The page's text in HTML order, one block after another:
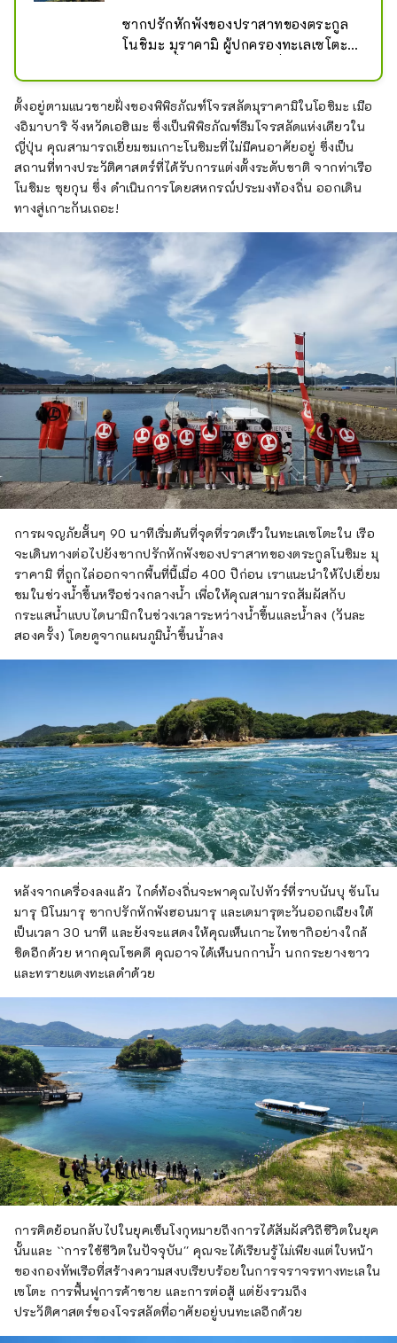
ซากปรักหักพังของปราสาทของตระกูล
โนชิมะ มุราคามิ ผู้ปกครองทะเลเซโตะ
อยู่ ที่นี่จึงเป็นสถานที่ประวัติศาสตร์ที่ได้
รับการกำหนดให้ระดับชาติ ซึ่งคุณ
สามารถสัมผัสประสบการณ์การลงจอด
ได้โดยเป็นส่วนหนึ่งของทัวร์ แม้ว่าฮิเดโย
ชิจะถูกบังคับให้ออกจากเกาะและการยึด
ครองของเขาเนื่องจากคำสั่งยกเลิกการ
จำนวนมากมาเยี่ยมชมเพื่อสัมผัสซาก
ปรักหักพังของปราสาททะเลตั้งแต่สมัย
นันโบคุโจไปจนถึงสมัยเซ็นโงกุและ
กระแสน้ำโดยรอบ
ตั้งอยู่ตามแนวชายฝั่งของพิพิธภัณฑ์โจรสลัดมุราคามิในโอชิมะ เมือ
งอิมาบาริ จังหวัดเอฮิเมะ ซึ่งเป็นพิพิธภัณฑ์ธีมโจรสลัดแห่งเดียวใน
ญี่ปุ่น คุณสามารถเยี่ยมชมเกาะโนชิมะที่ไม่มีคนอาศัยอยู่ ซึ่งเป็น
สถานที่ทางประวัติศาสตร์ที่ได้รับการแต่งตั้งระดับชาติ จากท่าเรือ
โนชิมะ ซุยกุน ซึ่ง ดำเนินการโดยสหกรณ์ประมงท้องถิ่น ออกเดิน
ทางสู่เกาะกันเถอะ!
การผจญภัยสั้นๆ 90 นาทีเริ่มต้นที่จุดที่รวดเร็วในทะเลเซโตะใน เรือ
จะเดินทางต่อไปยังซากปรักหักพังของปราสาทของตระกูลโนชิมะ มุ
ราคามิ ที่ถูกไล่ออกจากพื้นที่นี้เมื่อ 400 ปีก่อน เราแนะนำให้ไปเยี่ยม
ชมในช่วงน้ำขึ้นหรือช่วงกลางน้ำ เพื่อให้คุณสามารถสัมผัสกับ
กระแสน้ำแบบไดนามิกในช่วงเวลาระหว่างน้ำขึ้นและน้ำลง (วันละ
สองครั้ง) โดยดูจากแผนภูมิน้ำขึ้นน้ำลง
หลังจากเครื่องลงแล้ว ไกด์ท้องถิ่นจะพาคุณไปทัวร์ที่ราบนันบุ ซันโน
มารุ นิโนมารุ ซากปรักหักพังฮอนมารุ และเดมารุตะวันออกเฉียงใต้
เป็นเวลา 30 นาที และยังจะแสดงให้คุณเห็นเกาะไทซากิอย่างใกล้
ชิดอีกด้วย หากคุณโชคดี คุณอาจได้เห็นนกกาน้ำ นกกระยางขาว
และทรายแดงทะเลดำด้วย
การคิดย้อนกลับไปในยุคเซ็นโงกุหมายถึงการได้สัมผัสวิถีชีวิตในยุค
นั้นและ ``การใช้ชีวิตในปัจจุบัน'' คุณจะได้เรียนรู้ไม่เพียงแต่ใบหน้า
ของกองทัพเรือที่สร้างความสงบเรียบร้อยในการจราจรทางทะเลใน
เซโตะ การฟื้นฟูการค้าขาย และการต่อสู้ แต่ยังรวมถึง
ประวัติศาสตร์ของโจรสลัดที่อาศัยอยู่บนทะเลอีกด้วย